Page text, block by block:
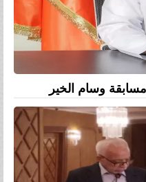
وسام الخير